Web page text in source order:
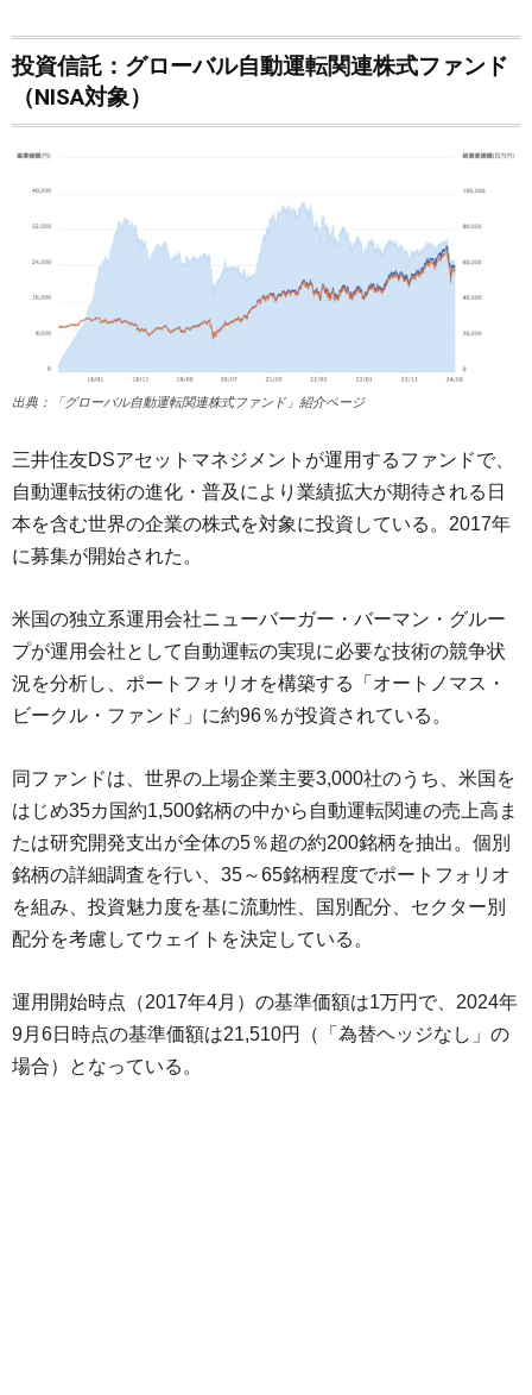
投資信託：グローバル自動運転関連株式ファンド
（NISA対象）
出典：「グローバル自動運転関連株式ファンド」紹介ページ
三井住友DSアセットマネジメントが運用するファンドで、
自動運転技術の進化・普及により業績拡大が期待される日
本を含む世界の企業の株式を対象に投資している。2017年
に募集が開始された。
米国の独立系運用会社ニューバーガー・バーマン・グルー
プが運用会社として自動運転の実現に必要な技術の競争状
況を分析し、ポートフォリオを構築する「オートノマス・
ビークル・ファンド」に約96％が投資されている。
同ファンドは、世界の上場企業主要3,000社のうち、米国を
はじめ35カ国約1,500銘柄の中から自動運転関連の売上高ま
たは研究開発支出が全体の5％超の約200銘柄を抽出。個別
銘柄の詳細調査を行い、35～65銘柄程度でポートフォリオ
を組み、投資魅力度を基に流動性、国別配分、セクター別
配分を考慮してウェイトを決定している。
運用開始時点（2017年4月）の基準価額は1万円で、2024年
9月6日時点の基準価額は21,510円（「為替ヘッジなし」の
場合）となっている。